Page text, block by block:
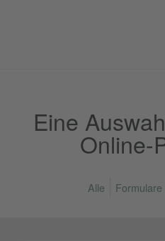
Eine
Online-
Alle Formulare